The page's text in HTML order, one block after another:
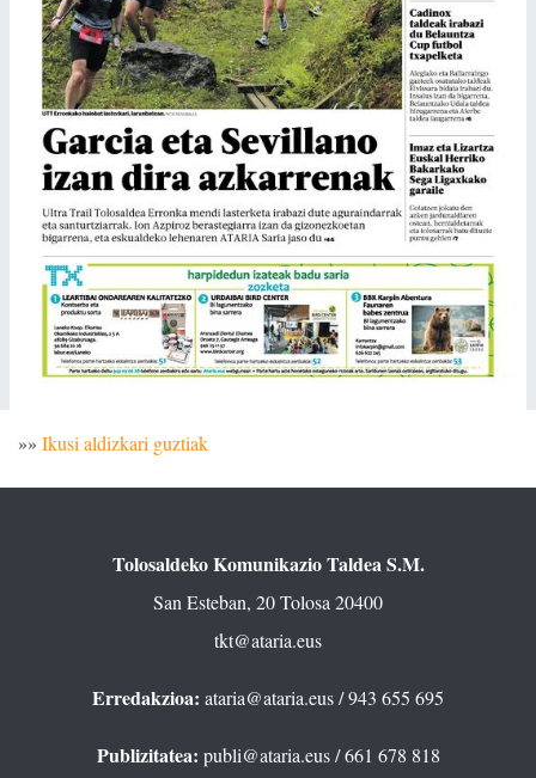
»» Ikusi aldizkari guztiak
Tolosaldeko Komunikazio Taldea S.M.
San Esteban, 20 Tolosa 20400
tkt@ataria.eus
Erredakzioa: ataria@ataria.eus/ 943 655 695
Publizitatea: publi@ataria.eus/ 661 678 818